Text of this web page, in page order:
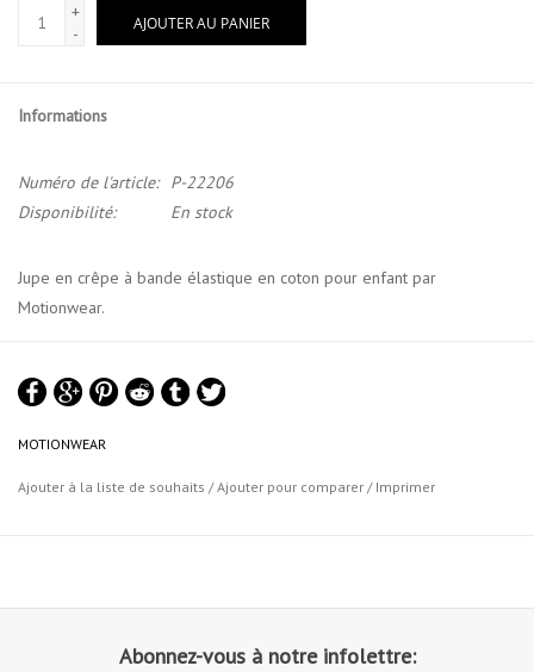
+
-
AJOUTER AU PANIER
Informations
Numéro de l'article:
P-22206
Disponibilité:
En stock
Jupe en crêpe à bande élastique en coton pour enfant par
Motionwear.
cette charmante jupe portefeuille à enfiler. Ce vêtement de danse
est construit à partir d'un cercle complet de tissu. Il est fait de tissu
crêpe doux et semi-transparent.
Charte de Grandeurs Motionwear
MOTIONWEAR
Ajouter à la liste de souhaits /Ajouter pour comparer / Imprimer
Abonnez-vous à notre infolettre: